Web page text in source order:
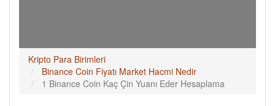
Kripto Para Birimleri
Binance Coin Fiyatı Market Hacmi Nedir
1 Binance Coin Kaç Çin Yuanı Eder Hesaplama